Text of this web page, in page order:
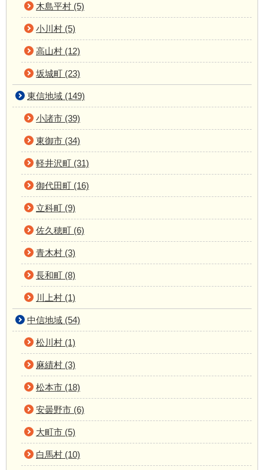
木島平村 (5)
小川村 (5)
高山村 (12)
坂城町 (23)
東信地域 (149)
小諸市 (39)
東御市 (34)
軽井沢町 (31)
御代田町 (16)
立科町 (9)
佐久穂町 (6)
青木村 (3)
長和町 (8)
川上村 (1)
中信地域 (54)
松川村 (1)
麻績村 (3)
松本市 (18)
安曇野市 (6)
大町市 (5)
白馬村 (10)